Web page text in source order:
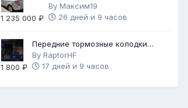
1 235 000 ₽
2.5 171
By Максим19
26 дней и 9 часов
1 800 ₽
Передние тормозные колодки
Brembo Gold
By RaptorHF
17 дней и 9 часов